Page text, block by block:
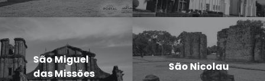
São Miguel
das Missões
São Nicolau